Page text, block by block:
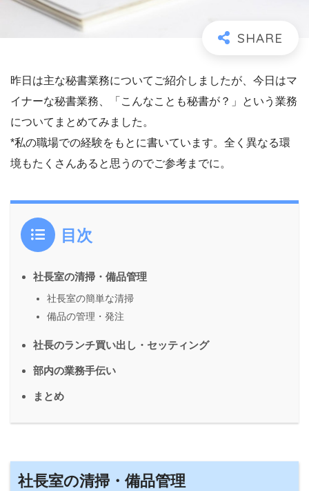
昨日は主な秘書業務についてご紹介しましたが、今日はマ
イナーな秘書業務、「こんなことも秘書が？」という業務
についてまとめてみました。
*私の職場での経験をもとに書いています。全く異なる環
境もたくさんあると思うのでご参考までに。
目次
社長室の清掃・備品管理
社長室の簡単な清掃
備品の管理・発注
社長のランチ買い出し・セッティング
部内の業務手伝い
まとめ
社長室の清掃・備品管理